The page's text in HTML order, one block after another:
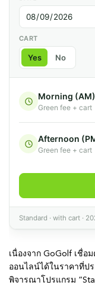
เนื่องจาก GoGolf เชื่อ
ออนไลน์ได้ในราคาที่ป
พิจารณาโปรแกรม